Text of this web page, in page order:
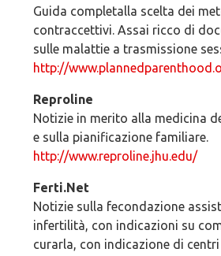
Guida completalla scelta dei
contraccettivi. Assai ricco di
sulle malattie a trasmissione
http://
Reproline
Notizie in merito alla medicina
e sulla pianificazione familiare.
http://www.reproline.jhu.edu/
Ferti.Net
Notizie sulla fecondazione
infertilità, con indicazioni su
curarla, con indicazione di